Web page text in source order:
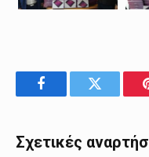
FacebookTwitter
Σχετικές